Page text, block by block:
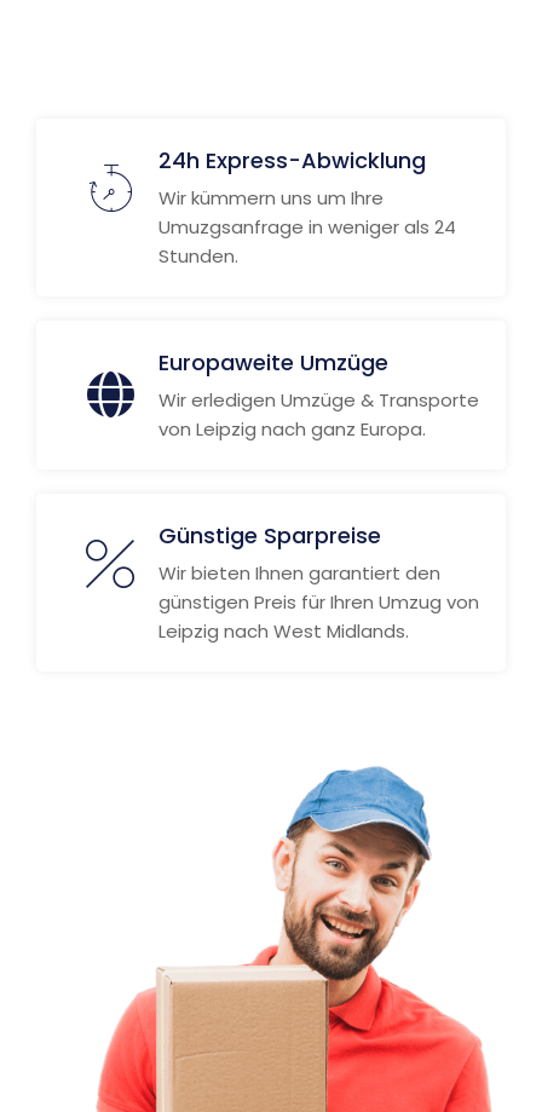
24h Express-Abwicklung
Wir kümmern uns um Ihre
Umuzgsanfrage in weniger als 24
Stunden.
Europaweite Umzüge
Wir erledigen Umzüge & Transporte
von Leipzig nach ganz Europa.
Günstige Sparpreise
Wir bieten Ihnen garantiert den
günstigen Preis für Ihren Umzug von
Leipzig nach West Midlands.